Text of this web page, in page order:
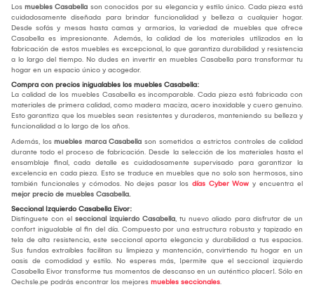
Los muebles Casabella son conocidos por su elegancia y estilo único. Cada pieza está
cuidadosamente diseñada para brindar funcionalidad y belleza a cualquier hogar.
Desde sofás y mesas hasta camas y armarios, la variedad de muebles que ofrece
Casabella es impresionante. Además, la calidad de los materiales utilizados en la
fabricación de estos muebles es excepcional, lo que garantiza durabilidad y resistencia
a lo largo del tiempo. No dudes en invertir en muebles Casabella para transformar tu
hogar en un espacio único y acogedor.
Compra con precios inigualables los muebles Casabella:
La calidad de los muebles Casabella es incomparable. Cada pieza está fabricada con
materiales de primera calidad, como madera maciza, acero inoxidable y cuero genuino.
Esto garantiza que los muebles sean resistentes y duraderos, manteniendo su belleza y
funcionalidad a lo largo de los años.
Además, los muebles marca Casabella son sometidos a estrictos controles de calidad
durante todo el proceso de fabricación. Desde la selección de los materiales hasta el
ensamblaje final, cada detalle es cuidadosamente supervisado para garantizar la
excelencia en cada pieza. Esto se traduce en muebles que no solo son hermosos, sino
también funcionales y cómodos. No dejes pasar los días Cyber Wow y encuentra el
mejor precio de muebles Casabella.
Seccional Izquierdo Casabella Eivor:
Distinguete con el seccional izquierdo Casabella, tu nuevo aliado para disfrutar de un
confort inigualable al fin del día. Compuesto por una estructura robusta y tapizado en
tela de alta resistencia, este seccional aporta elegancia y durabilidad a tus espacios.
Sus fundas extraíbles facilitan su limpieza y mantención, convirtiendo tu hogar en un
oasis de comodidad y estilo. No esperes más, ¡permite que el seccional izquierdo
Casabella Eivor transforme tus momentos de descanso en un auténtico placer!. Sólo en
Oechsle.pe podrás encontrar los mejores muebles seccionales.